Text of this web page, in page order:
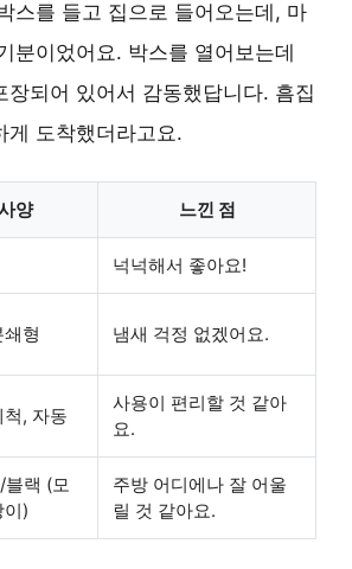
스를 들고 집으로 들어오는데, 마
분이었어요. 박스를 열어보는데
장되어 있어서 감동했답니다. 흠집
게 도착했더라고요.
양 느낀 점
넉넉해서 좋아요!
형 냄새 걱정 없겠어요.
, 자동
사용이 편리할 것 같아
요.
블랙 (모
이)
주방 어디에나 잘 어울
릴 것 같아요.